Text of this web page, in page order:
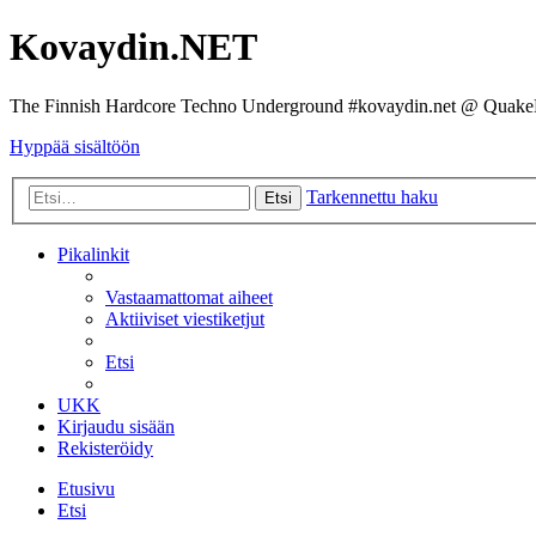
Kovaydin.NET
The Finnish Hardcore Techno Underground #kovaydin.net @
Hyppää sisältöön
Etsi Tarkennettu haku
Pikalinkit
Vastaamattomat aiheet
Aktiiviset viestiketjut
Etsi
UKK
Kirjaudu sisään
Rekisteröidy
Etusivu
Etsi